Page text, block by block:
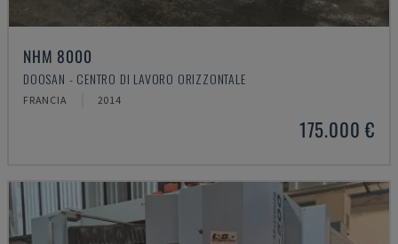
NHM 8000
DOOSAN - CENTRO DI LAVORO ORIZZONTALE
FRANCIA 2014
175.000 €